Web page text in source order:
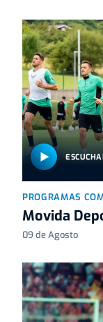
PROGRAMAS
Movida
09 de Agosto